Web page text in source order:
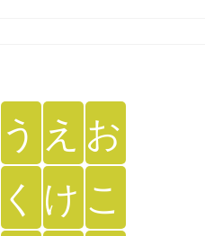
う え お
く け こ